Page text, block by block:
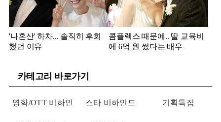
'나혼산' 하차... 솔직히 후회
했던 이유
콤플렉스 때문에.. 딸 교육비
에 6억 원 썼다는 배우
카테고리 바로가기
영화/OTT 비하인 스타 비하인드 기획특집